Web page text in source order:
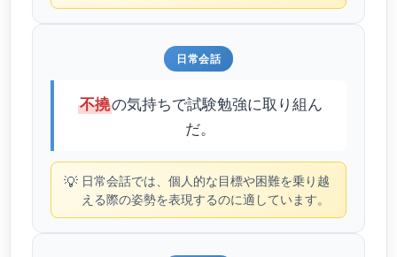
日常会話
不撓の気持ちで試験勉強に取り組ん
だ。
💡 日常会話では、個人的な目標や困難を乗り越
える際の姿勢を表現するのに適しています。